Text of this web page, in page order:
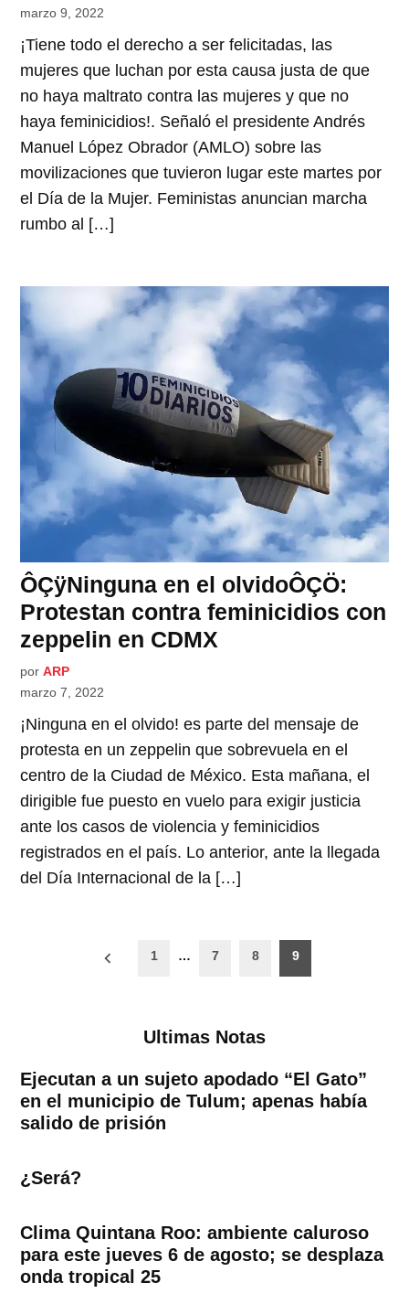
marzo 9, 2022
¡Tiene todo el derecho a ser felicitadas, las
mujeres que luchan por esta causa justa de que
no haya maltrato contra las mujeres y que no
haya feminicidios!. Señaló el presidente Andrés
Manuel López Obrador (AMLO) sobre las
movilizaciones que tuvieron lugar este martes por
el Día de la Mujer. Feministas anuncian marcha
rumbo al […]
ÔÇÿNinguna en el olvidoÔÇÖ:
Protestan contra feminicidios con
zeppelin en CDMX
por ARP
marzo 7, 2022
¡Ninguna en el olvido! es parte del mensaje de
protesta en un zeppelin que sobrevuela en el
centro de la Ciudad de México. Esta mañana, el
dirigible fue puesto en vuelo para exigir justicia
ante los casos de violencia y feminicidios
registrados en el país. Lo anterior, ante la llegada
del Día Internacional de la […]
Paginación
1 … 7 8 9
Ultimas Notas
Ejecutan a un sujeto apodado “El Gato”
en el municipio de Tulum; apenas había
salido de prisión
¿Será?
Clima Quintana Roo: ambiente caluroso
para este jueves 6 de agosto; se desplaza
onda tropical 25